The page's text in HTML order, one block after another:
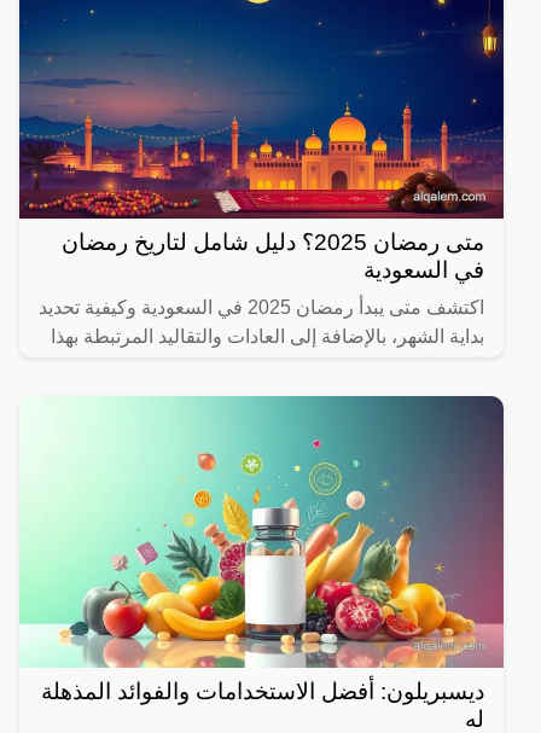
متى رمضان 2025؟ دليل شامل لتاريخ رمضان
في السعودية
اكتشف متى يبدأ رمضان 2025 في السعودية وكيفية تحديد
بداية الشهر، بالإضافة إلى العادات والتقاليد المرتبطة بهذا
ديسبريلون: أفضل الاستخدامات والفوائد المذهلة
له